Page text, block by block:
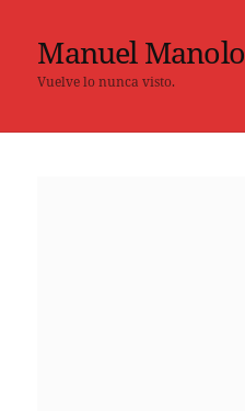
Manuel Manolo
Vuelve lo nunca visto.